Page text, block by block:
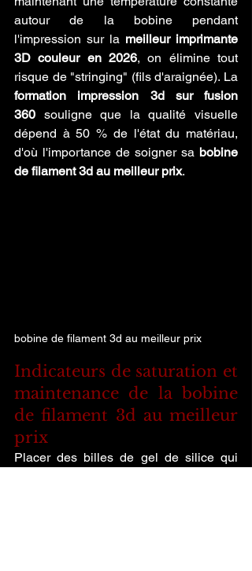
autour de la bobine pendant
l'impression sur la meilleur imprimante
3D couleur en 2026, on élimine tout
formation impression 3d sur fusion
360 souligne que la qualité visuelle
dépend à 50 % de l'état du matériau,
d'où l'importance de soigner sa bobine
de filament 3d au meilleur prix.
bobine de filament 3d au meilleur prix
Indicateurs de saturation et
maintenance de la bobine
de filament 3d au meilleur
prix
Placer des billes de gel de silice qui